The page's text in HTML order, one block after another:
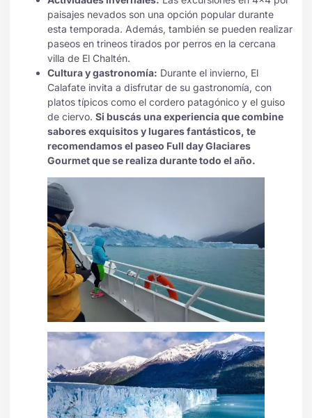
paisajes nevados son una opción popular durante
esta temporada. Además, también se pueden realizar
paseos en trineos tirados por perros en la cercana
villa de El Chaltén.
Cultura y gastronomía: Durante el invierno, El
Calafate invita a disfrutar de su gastronomía, con
platos típicos como el cordero patagónico y el guiso
de ciervo. Si buscás una experiencia que combine
sabores exquisitos y lugares fantásticos, te
recomendamos el paseo Full day Glaciares
Gourmet que se realiza durante todo el año.